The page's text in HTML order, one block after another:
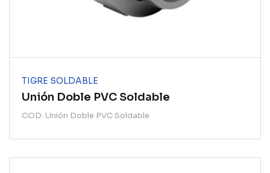
TIGRE SOLDABLE
Unión Doble PVC Soldable
COD: Unión Doble PVC Soldable